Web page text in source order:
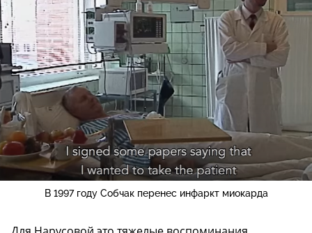
В 1997 году Собчак перенес инфаркт миокарда